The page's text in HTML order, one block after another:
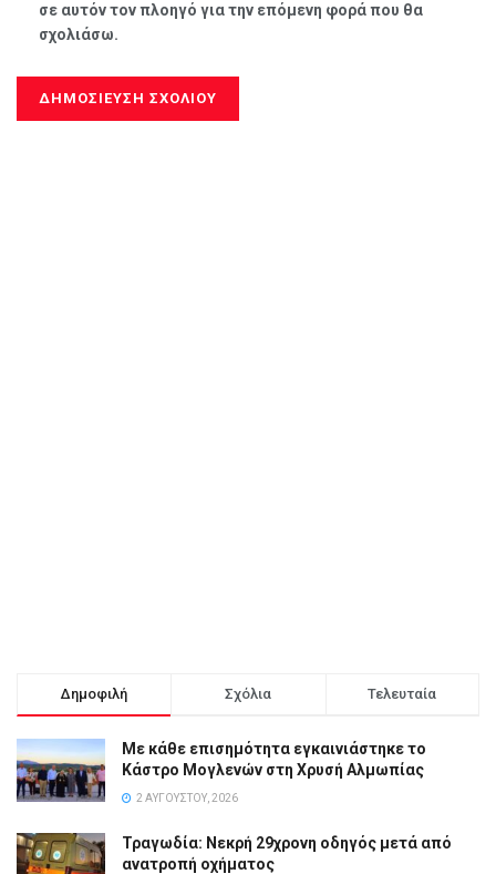
σε αυτόν τον πλοηγό για την επόμενη φορά που θα
σχολιάσω.
Δημοφιλή Σχόλια Τελευταία
Με κάθε επισημότητα εγκαινιάστηκε το
Κάστρο Μογλενών στη Χρυσή Αλμωπίας
2 ΑΥΓΟΎΣΤΟΥ, 2026
Τραγωδία: Νεκρή 29χρονη οδηγός μετά από
ανατροπή οχήματος